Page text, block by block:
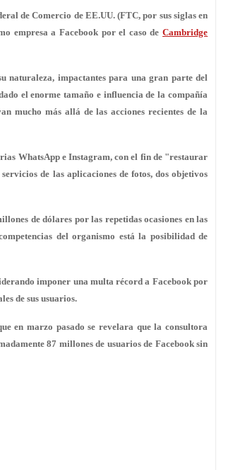
de Comercio de EE.UU. (FTC, por sus siglas en
empresa a Facebook por el caso deCambridge
naturaleza, impactantes para una gran parte del
el enorme tamaño e influencia de la compañía
mucho más allá de las acciones recientes de la
WhatsApp e Instagram, con el fin de "restaurar
de las aplicaciones de fotos, dos objetivos
de dólares por las repetidas ocasiones en las
del organismo está la posibilidad de
imponer una multa récord a Facebook por
de sus usuarios.
en marzo pasado se revelara que la consultora
87 millones de usuarios de Facebook sin